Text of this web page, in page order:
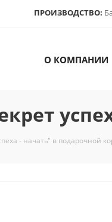
ПРОИЗВОДСТВО:
О КОМПАНИИ
- начать" в подарочной